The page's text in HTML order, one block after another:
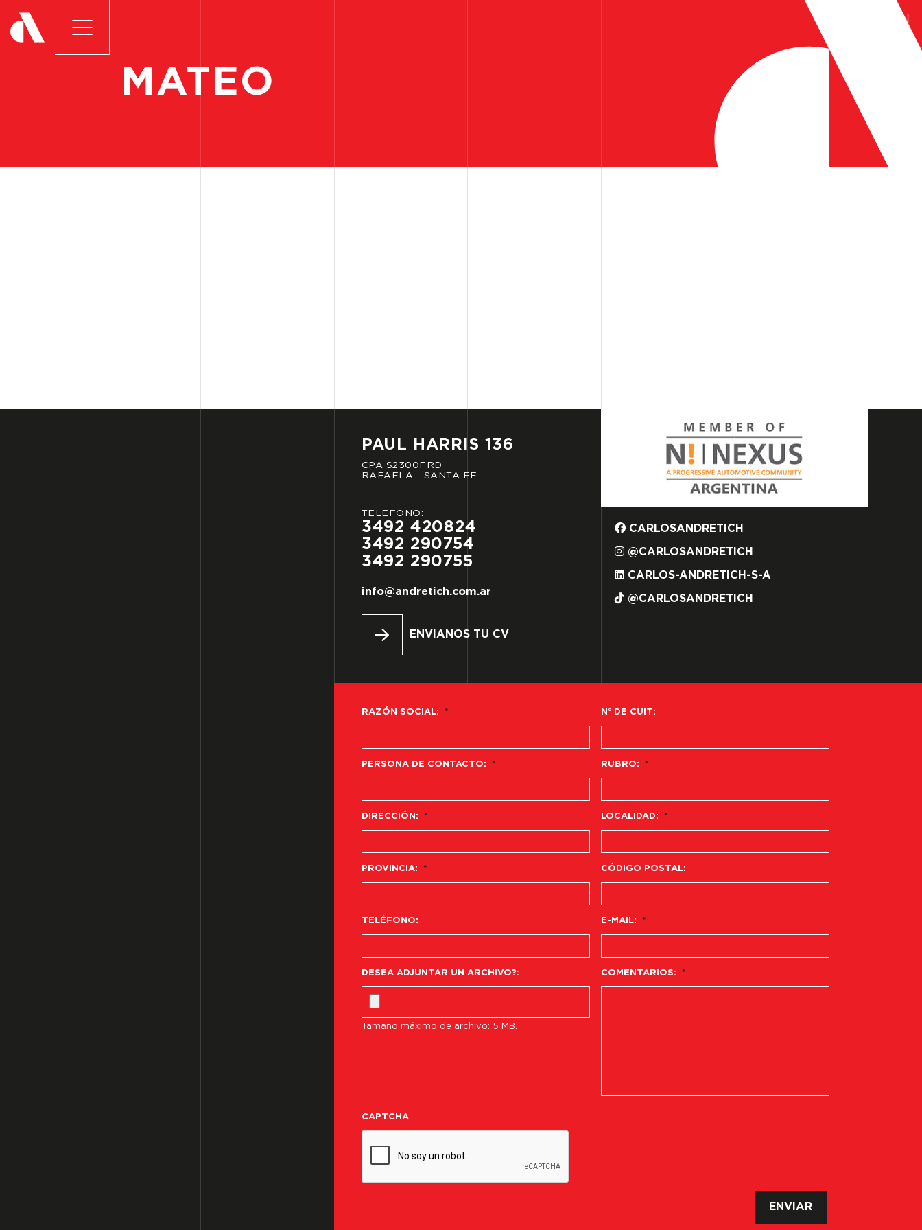
EN
MATEO
PAUL HARRIS 136
CPA S2300FRD
RAFAELA - SANTA FE
TELÉFONO:
3492 420824
3492 290754
3492 290755
info@andretich.com.ar
ENVIANOS TU CV
CARLOSANDRETICH
@CARLOSANDRETICH
CARLOS-ANDRETICH-S-A
@CARLOSANDRETICH
RAZÓN SOCIAL: * Nº DE CUIT:
PERSONA DE CONTACTO: * RUBRO: *
DIRECCIÓN: * LOCALIDAD: *
PROVINCIA: * CÓDIGO POSTAL:
TELÉFONO: E-MAIL: *
DESEA ADJUNTAR UN ARCHIVO?:
Tamaño máximo de archivo: 5 MB.
COMENTARIOS: *
CAPTCHA